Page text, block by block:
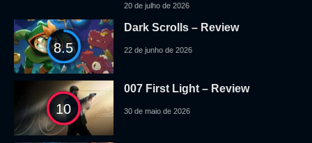
20 de julho de 2026
8.5
Dark Scrolls – Review
22 de junho de 2026
10
007 First Light – Review
30 de maio de 2026